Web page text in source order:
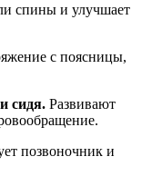
спины и улучшает
с поясницы,
сидя. Развивают
позвоночник и